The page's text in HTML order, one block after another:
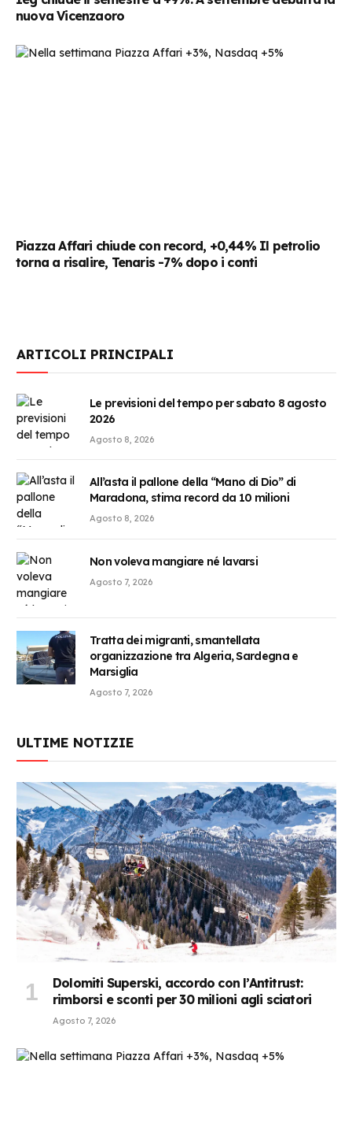
nuova Vicenzaoro
Piazza Affari chiude con record, +0,44% Il petrolio
torna a risalire, Tenaris -7% dopo i conti
ARTICOLI PRINCIPALI
Le previsioni del tempo per sabato 8 agosto
2026
Agosto 8, 2026
All’asta il pallone della “Mano di Dio” di
Maradona, stima record da 10 milioni
Agosto 8, 2026
Non voleva mangiare né lavarsi
Agosto 7, 2026
Tratta dei migranti, smantellata
organizzazione tra Algeria, Sardegna e
Marsiglia
Agosto 7, 2026
ULTIME NOTIZIE
Dolomiti Superski, accordo con l’Antitrust:
rimborsi e sconti per 30 milioni agli sciatori
Agosto 7, 2026